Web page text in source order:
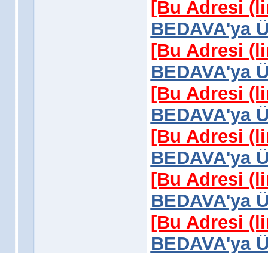
[Bu Adresi
BEDAVA'ya
[Bu Adresi
BEDAVA'ya
[Bu Adresi
BEDAVA'ya
[Bu Adresi
BEDAVA'ya
[Bu Adresi
BEDAVA'ya
[Bu Adresi
BEDAVA'ya